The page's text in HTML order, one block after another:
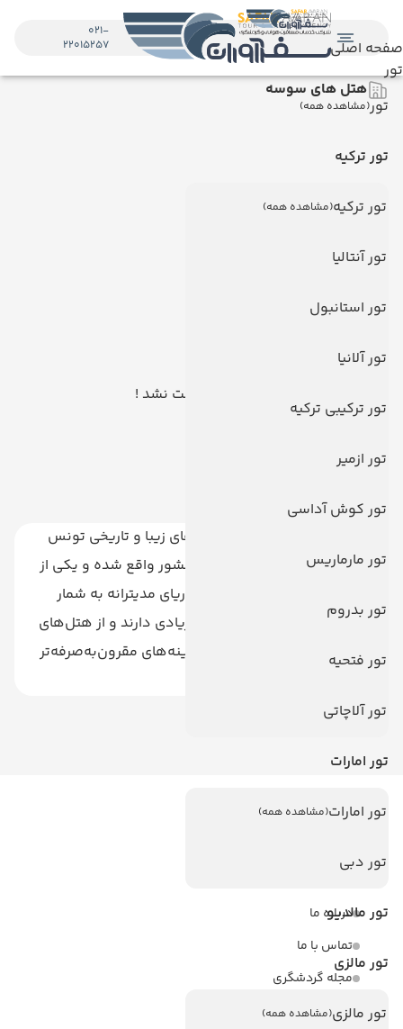
صفحه اصلی
تور
تور(مشاهده همه)
تور ترکیه
تور ترکیه(مشاهده همه)
تور آنتالیا
تور استانبول
تور آلانیا
تور ترکیبی ترکیه
تور ازمیر
تور کوش آداسی
تور مارماریس
تور بدروم
تور فتحیه
تور آلاچاتی
تور امارات
تور امارات(مشاهده همه)
تور دبی
تور مالدیو
تور مالزی
تور مالزی(مشاهده همه)
021-
22015257
هتل های سوسه
هیچ هتلی یافت نشد !
سوسه (Sousse) یکی از شهرهای زیبا و تاریخی تونس
است که در ساحل شرقی این کشور واقع شده و یکی از
مقاصد محبوب گردشگری در دریای مدیترانه به شمار
می‌آید. هتل‌های سوسه تنوع زیادی دارند و از هتل‌های
لوکس و پنج ستاره گرفته تا گزینه‌های مقرون‌به‌صرفه‌تر
لینک های مفید
درباره ما
تماس با ما
مجله گردشگری